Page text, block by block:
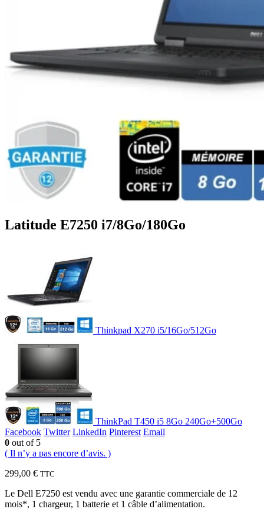
Latitude E7250 i7/8Go/180Go
Thinkpad X270 i5/16Go/512Go
ThinkPad T450 i5 8Go 240Go+500Go
Facebook Twitter LinkedIn Pinterest Email
0 out of 5
( Il n’y a pas encore d’avis. )
299,00 € TTC
Le Dell E7250 est vendu avec une garantie commerciale de 12
mois*, 1 chargeur, 1 batterie et 1 câble d’alimentation.